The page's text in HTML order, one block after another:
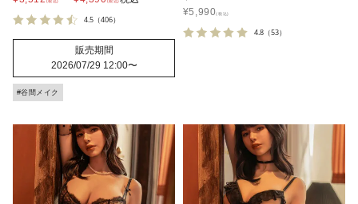
4.5 （406）
販売期間
2026/07/29 12:00〜
#谷間メイク
¥5,990
4.8（53）